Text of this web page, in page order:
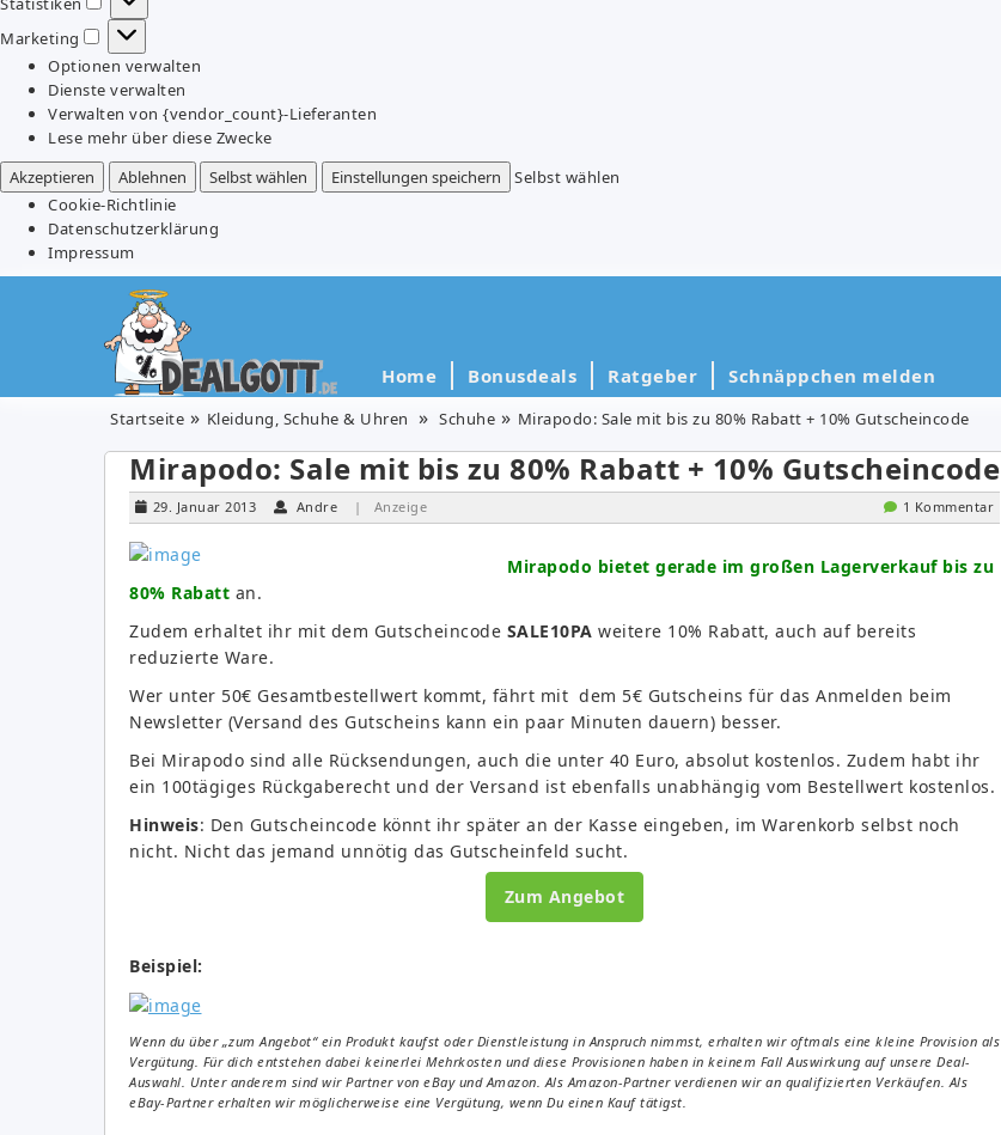
Statistiken
Marketing
Marketing
Optionen verwalten
Dienste verwalten
Verwalten von {vendor_count}-Lieferanten
Lese mehr über diese Zwecke
Akzeptieren
Ablehnen Selbst wählen Einstellungen speichern
Selbst wählen
Cookie-Richtlinie
Datenschutzerklärung
Impressum
Home Bonusdeals Ratgeber Schnäppchen melden
Startseite Kleidung, Schuhe & Uhren Schuhe Mirapodo: Sale mit bis zu 80% Rabatt + 10% Gutscheincode
Mirapodo: Sale mit bis zu 80% Rabatt + 10% Gutscheincode
29. Januar 2013 Andre | Anzeige 1 Kommentar
Mirapodo bietet gerade im großen Lagerverkauf bis zu
80% Rabatt an.
Zudem erhaltet ihr mit dem Gutscheincode SALE10PA weitere 10% Rabatt, auch auf bereits
reduzierte Ware.
Wer unter 50€ Gesamtbestellwert kommt, fährt mit dem 5€ Gutscheins für das Anmelden beim
Newsletter (Versand des Gutscheins kann ein paar Minuten dauern) besser.
Bei Mirapodo sind alle Rücksendungen, auch die unter 40 Euro, absolut kostenlos. Zudem habt ihr
ein 100tägiges Rückgaberecht und der Versand ist ebenfalls unabhängig vom Bestellwert kostenlos.
Hinweis: Den Gutscheincode könnt ihr später an der Kasse eingeben, im Warenkorb selbst noch
nicht. Nicht das jemand unnötig das Gutscheinfeld sucht.
Zum Angebot
Beispiel:
Wenn du über „zum Angebot“ ein Produkt kaufst oder Dienstleistung in Anspruch nimmst, erhalten wir oftmals eine kleine Provision als
Vergütung. Für dich entstehen dabei keinerlei Mehrkosten und diese Provisionen haben in keinem Fall Auswirkung auf unsere Deal-
Auswahl. Unter anderem sind wir Partner von eBay und Amazon. Als Amazon-Partner verdienen wir an qualifizierten Verkäufen. Als
eBay-Partner erhalten wir möglicherweise eine Vergütung, wenn Du einen Kauf tätigst.